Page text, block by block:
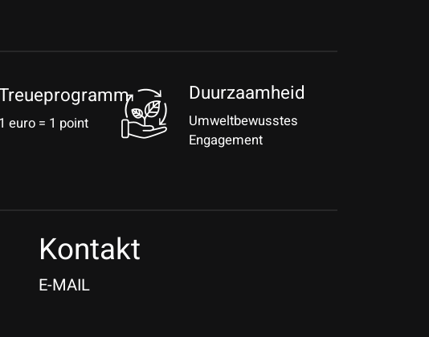
1 euro = 1 point
Duurzaamheid
Umweltbewusstes
Engagement
Kontakt
E-MAIL